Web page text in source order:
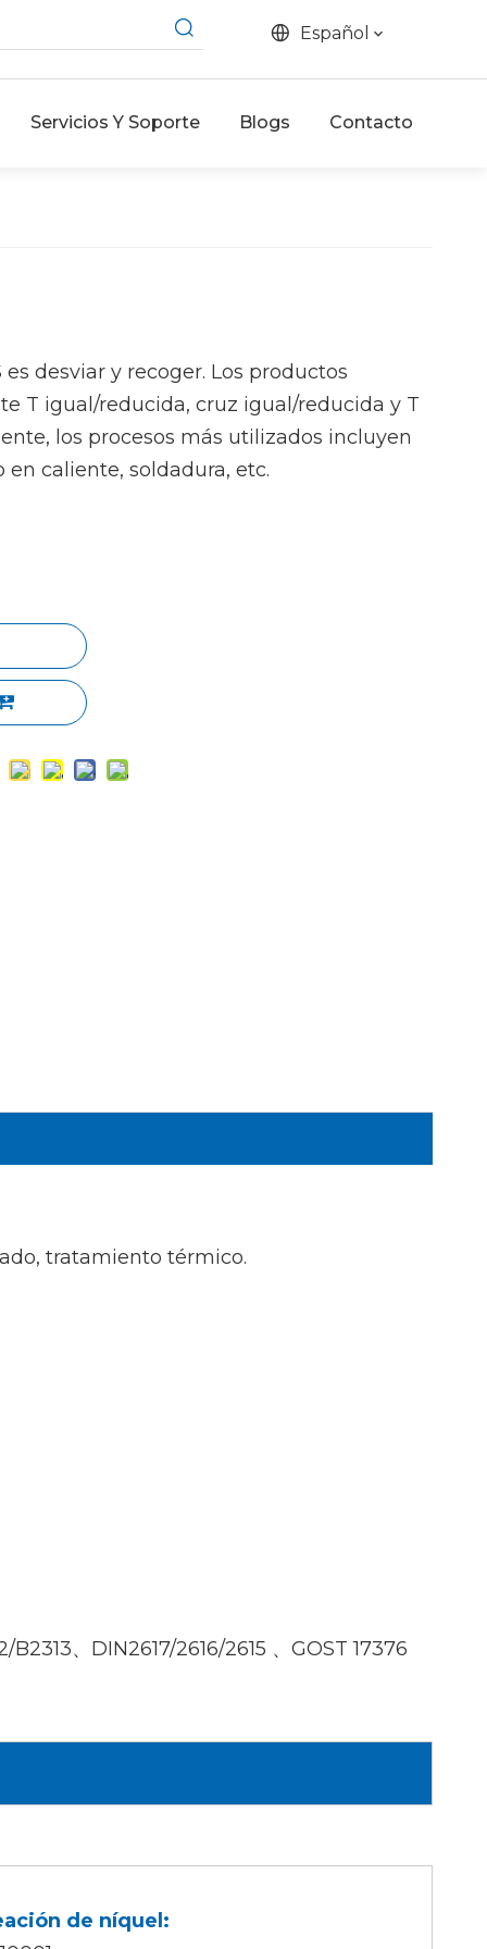
Español
Servicios Y Soporte Blogs Contacto
es desviar y recoger. Los productos
T igual/reducida, cruz igual/reducida y T
los procesos más utilizados incluyen
caliente, soldadura, etc.
tratamiento térmico.
、DIN2617/2616/2615 、GOST 17376
de níquel: